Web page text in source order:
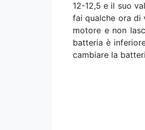
12-12,5 e il suo
fai qualche ora di
motore e non
batteria è
cambiare la